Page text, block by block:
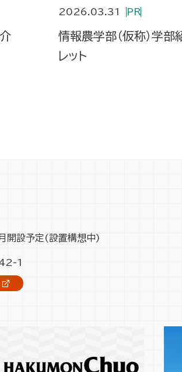
2026.03.31 PR
情報農学部（仮称）学部
レット
設予定(設置構想中)
1